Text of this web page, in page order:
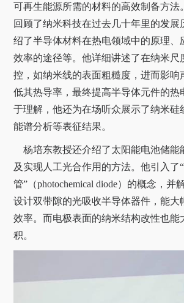
可再生能源所需的材料的高效制备方法
回顾了纳米科技在过去几十年里的发展
绍了半导体材料在热电领域中的原理、
效率的途径等。他详细讲述了在纳米尺
控，如纳米线的表面粗糙度，进而影响
低其热导率，最终提高半导体元件的热
于理解，他还为在场听众展示了纳米硅
能谱分析等表征结果。
杨培东教授还介绍了太阳能电池储能
及实现人工光合作用的方法。他引入了
管”（photochemical diode）的概念，并
设计双带隙的光吸收半导体器件，能大
效率。而电极表面的纳米结构改性也能
积。